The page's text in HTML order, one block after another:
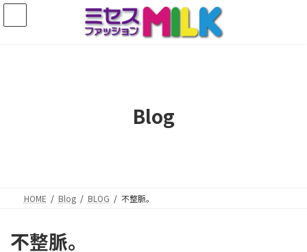
コ
ナ
Blog
HOME Blog BLOG 不整脈。
不整脈。